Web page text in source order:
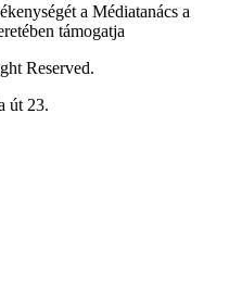
a Médiatanács a
támogatja
Reserved.
út 23.